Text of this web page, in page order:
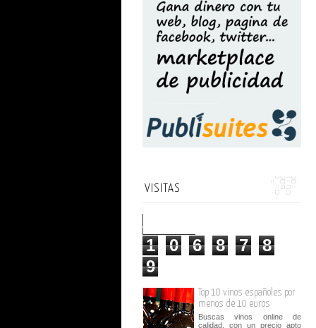
VISITAS
1 0 6 8 7
8
9
Top 10 vinos españoles por
menos de 10 euros
Buscas vinos online de
calidad, con un precio apto